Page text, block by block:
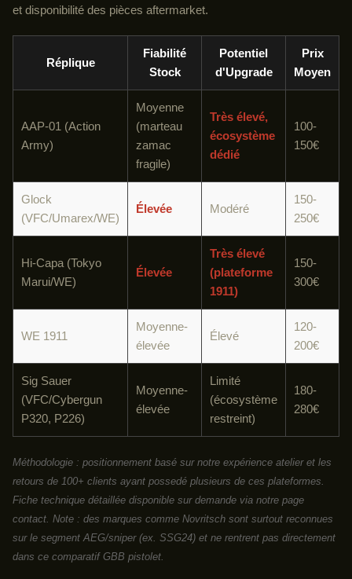
et disponibilité des pièces aftermarket.
Réplique
Fiabilité
Stock
Potentiel
d'Upgrade
Prix
Moyen
AAP-01 (Action
Army)
Moyenne
(marteau
zamac
fragile)
Très élevé,
écosystème
dédié
100-
150€
Glock
(VFC/Umarex/WE)
Élevée Modéré
150-
250€
Hi-Capa (Tokyo
Marui/WE)
Élevée
Très élevé
(plateforme
1911)
150-
300€
WE 1911
Moyenne-
élevée
Élevé
120-
200€
Sig Sauer
(VFC/Cybergun
P320, P226)
Moyenne-
élevée
Limité
(écosystème
restreint)
180-
280€
Méthodologie : positionnement basé sur notre expérience atelier et les
retours de 100+ clients ayant possedé plusieurs de ces plateformes.
Fiche technique détaillée disponible sur demande via notre page
contact. Note : des marques comme Novritsch sont surtout reconnues
sur le segment AEG/sniper (ex. SSG24) et ne rentrent pas directement
dans ce comparatif GBB pistolet.